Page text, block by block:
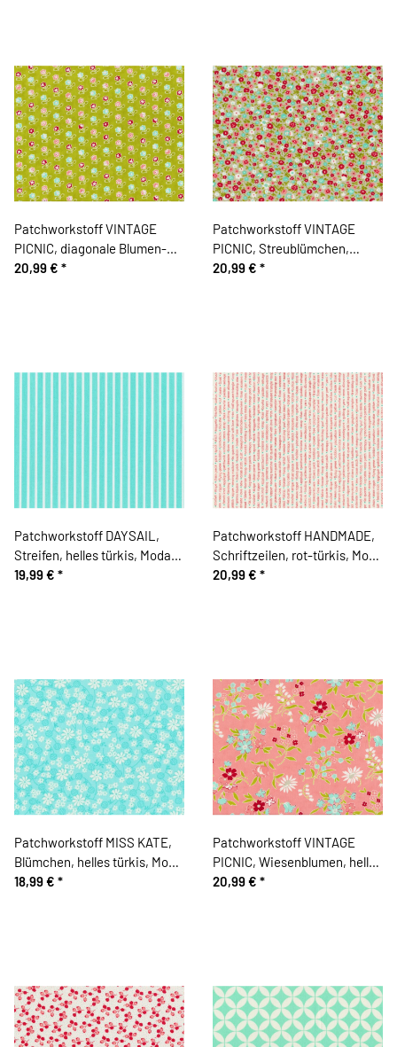
Patchworkstoff VINTAGE
PICNIC, diagonale Blumen-
Streifen, limette-helles
20,99 € *
Patchworkstoff VINTAGE
PICNIC, Streublümchen,
helles schilfgrün-rot, Moda
20,99 € *
Patchworkstoff DAYSAIL,
Streifen, helles türkis, Moda
Fabrics
19,99 € *
Patchworkstoff HANDMADE,
Schriftzeilen, rot-türkis, Moda
Fabrics
20,99 € *
Patchworkstoff MISS KATE,
Blümchen, helles türkis, Moda
Fabrics
18,99 € *
Patchworkstoff VINTAGE
PICNIC, Wiesenblumen, helles
lachsrot, Moda Fabrics
20,99 € *